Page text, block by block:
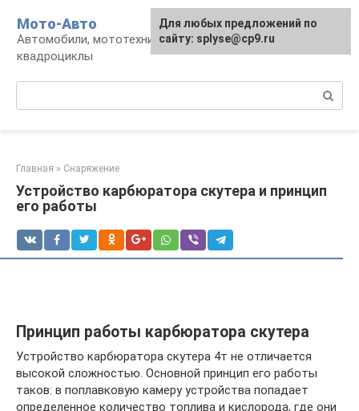
контенту
Мото-Авто
Автомобили, мототехника, снегоходы,
квадроциклы
Главная » Снаряжение
Устройство карбюратора скутера и принцип
его работы
Принцип работы карбюратора скутера
Устройство карбюратора скутера 4т не отличается
высокой сложностью. Основной принцип его работы
таков: в поплавковую камеру устройства попадает
определенное количество топлива и кислорода, где они
Для любых предложений по
сайту: splyse@cp9.ru